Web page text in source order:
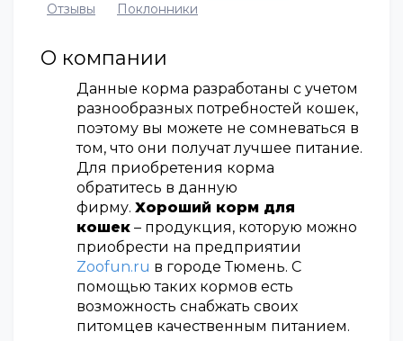
Отзывы
Поклонники
О компании
Данные корма разработаны с учетом
разнообразных потребностей кошек,
поэтому вы можете не сомневаться в
том, что они получат лучшее питание.
Для приобретения корма
обратитесь в данную
фирму. Хороший корм для
кошек – продукция, которую можно
приобрести на предприятии
Zoofun.ru в городе Тюмень. С
помощью таких кормов есть
возможность снабжать своих
питомцев качественным питанием.